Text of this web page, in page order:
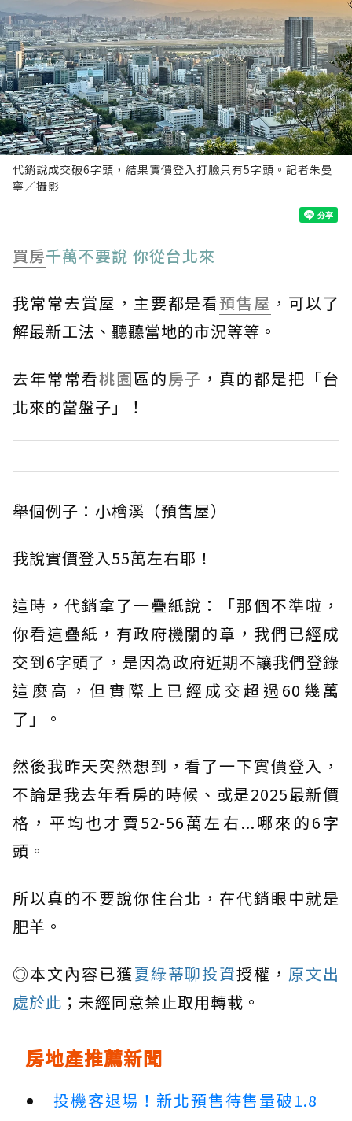
代銷說成交破6字頭，結果實價登入打臉只有5字頭。記者朱曼
寧／攝影
買房千萬不要說 你從台北來
我常常去賞屋，主要都是看預售屋 ，可以了
解最新工法、聽聽當地的市況等等。
去年常常看桃園區的房子 ，真的都是把「台
北來的當盤子」！
舉個例子：小檜溪（預售屋）
我說實價登入55萬左右耶！
這時，代銷拿了一疊紙說：「那個不準啦，
你看這疊紙，有政府機關的章，我們已經成
交到6字頭了，是因為政府近期不讓我們登錄
這麼高，但實際上已經成交超過60幾萬
了」。
然後我昨天突然想到，看了一下實價登入，
不論是我去年看房的時候、或是2025最新價
格，平均也才賣52-56萬左右...哪來的6字
頭。
所以真的不要說你住台北，在代銷眼中就是
肥羊。
◎本文內容已獲夏綠蒂聊投資授權， 原文出
處於此 ；未經同意禁止取用轉載。
房地產推薦新聞
投機客退場！新北預售待售量破1.8